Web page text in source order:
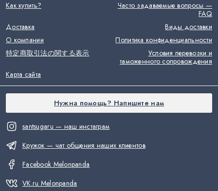
santsugaru — наш инстаграм
Кружок — чат общения наших клиентов
Facebook Melonpanda
VK.ru Melonpanda
Как купить?
Часто задаваемые вопросы —
FAQ
Доставка
Виды доставки
О компании
Политика конфиденциальности
特定商取引法の関する表示
Условия перевозки и
таможенного сопровождения
Карта сайта
Нужна помощь? Напишите нам